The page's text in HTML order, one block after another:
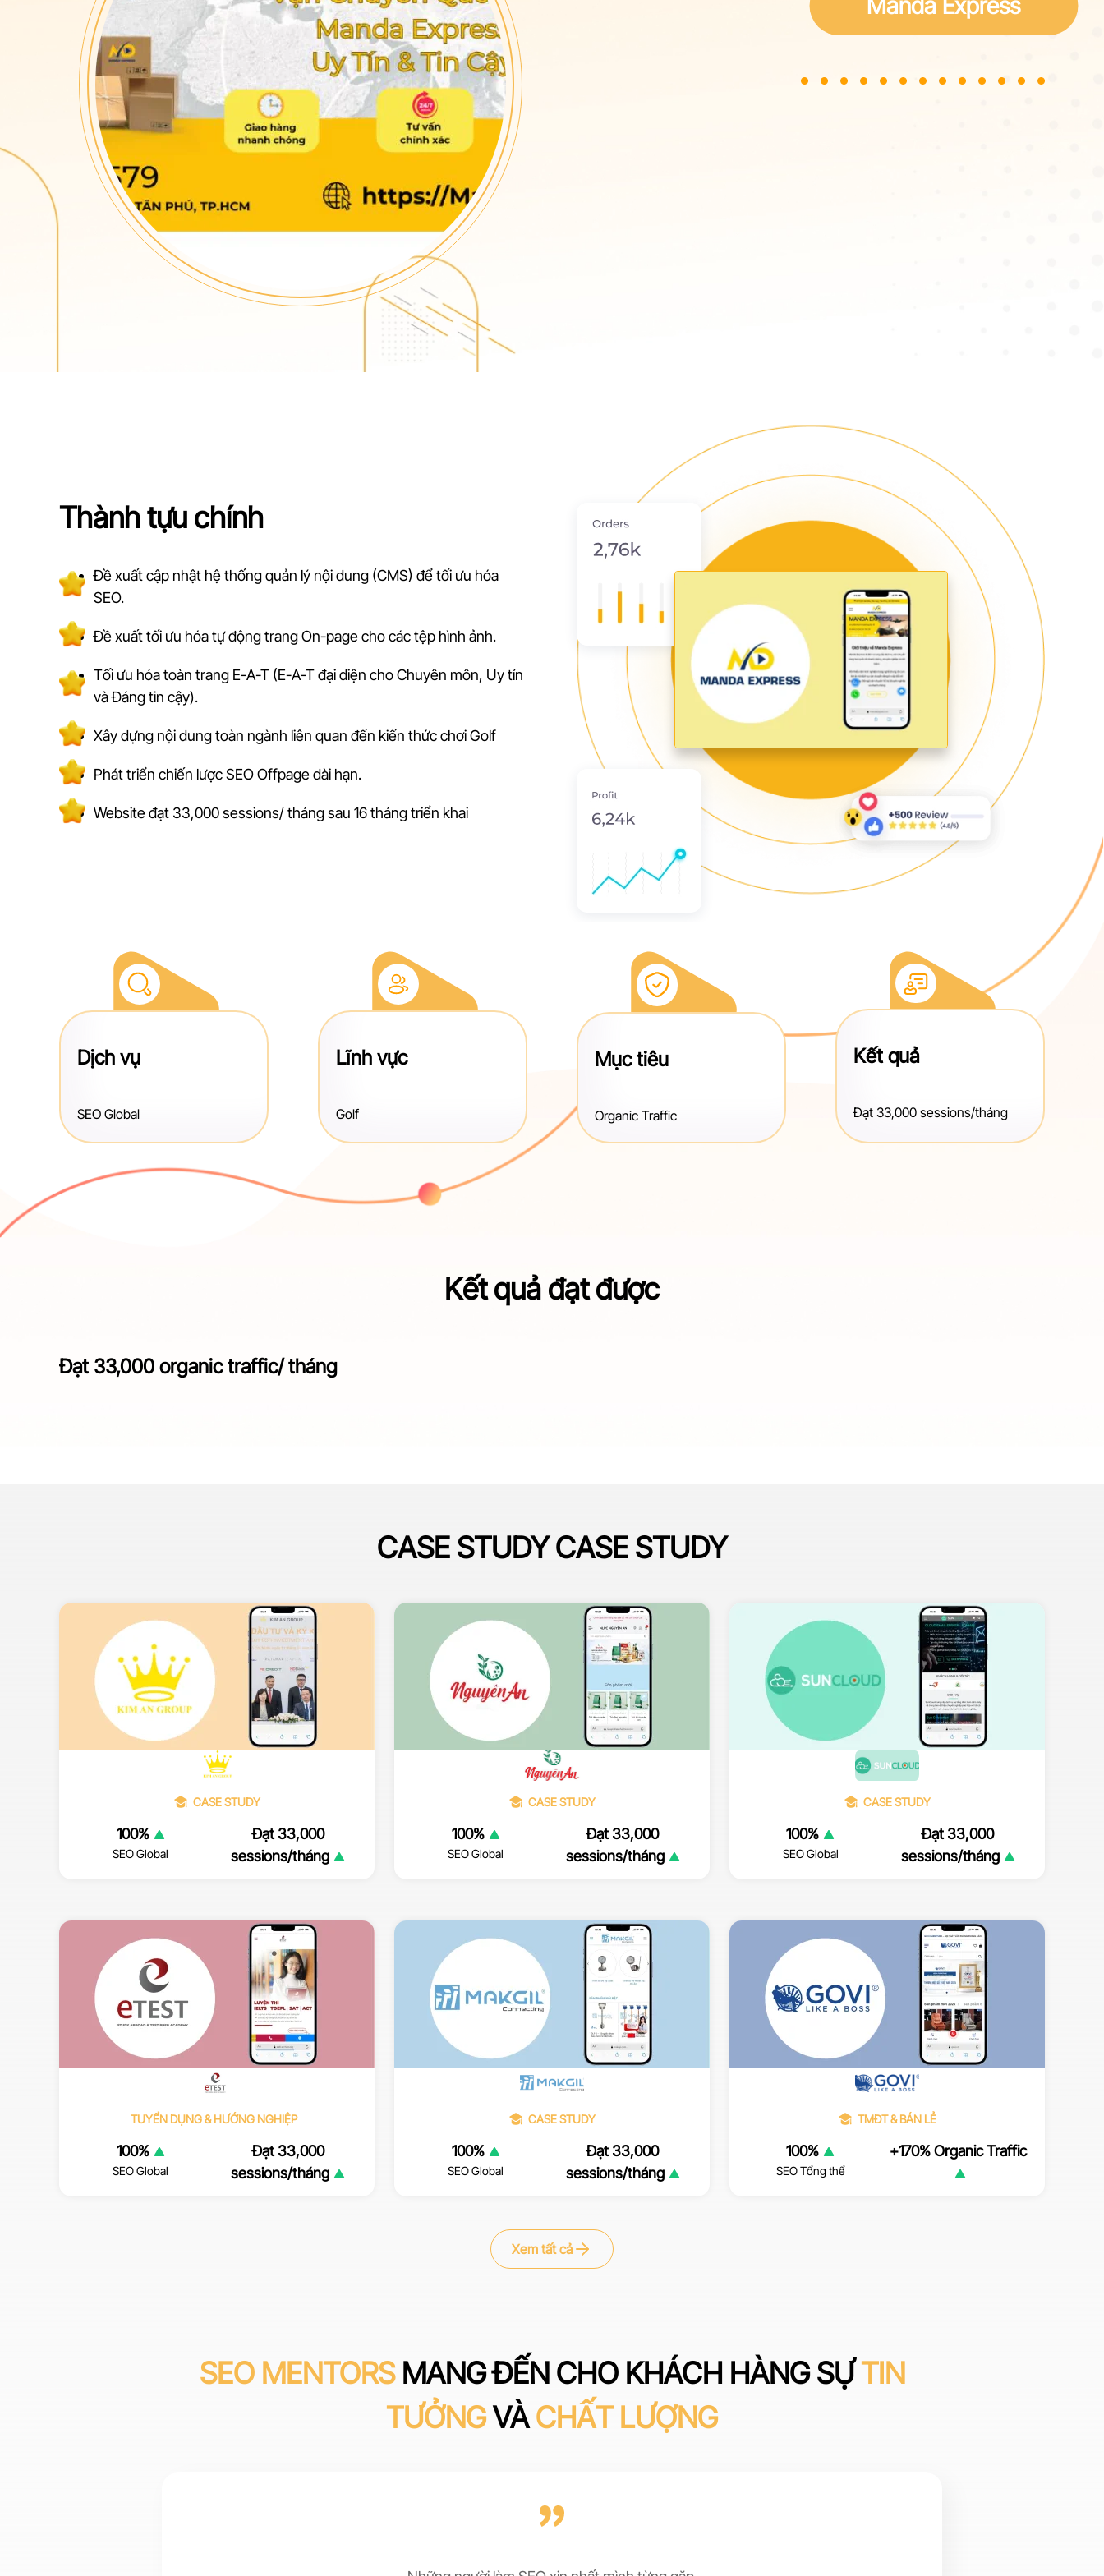
Manda Express
Thành tựu chính
Đề xuất cập nhật hệ thống quản lý nội dung (CMS) để tối ưu hóa
SEO.
Đề xuất tối ưu hóa tự động trang On-page cho các tệp hình ảnh.
Tối ưu hóa toàn trang E-A-T (E-A-T đại diện cho Chuyên môn, Uy tín
và Đáng tin cậy).
Xây dựng nội dung toàn ngành liên quan đến kiến thức chơi Golf
Phát triển chiến lược SEO Offpage dài hạn.
Website đạt 33,000 sessions/ tháng sau 16 tháng triển khai
Dịch vụ
SEO Global
Lĩnh vực
Golf
Mục tiêu
Organic Traffic
Kết quả
Đạt 33,000 sessions/tháng
Kết quả đạt được
Đạt 33,000 organic traffic/ tháng
CASE STUDY CASE STUDY
CASE STUDY
100%
SEO Global
Đạt 33,000
sessions/tháng
CASE STUDY
100%
SEO Global
Đạt 33,000
sessions/tháng
CASE STUDY
100%
SEO Global
Đạt 33,000
sessions/tháng
TUYỂN DỤNG & HƯỚNG NGHIỆP
100%
SEO Global
Đạt 33,000
sessions/tháng
CASE STUDY
100%
SEO Global
Đạt 33,000
sessions/tháng
TMĐT & BÁN LẺ
100%
SEO Tổng thể
+170% Organic Traffic
Xem tất cả
SEO MENTORSMANG ĐẾN CHO KHÁCH HÀNG SỰTIN
TƯỞNGVÀCHẤT LƯỢNG